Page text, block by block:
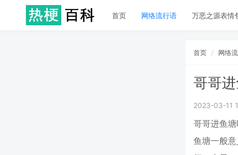
首页 网络流行语 万恶之源表情
首页 网络
哥哥
2023-03-11
哥哥进鱼
鱼塘一般